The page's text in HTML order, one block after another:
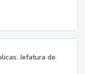
Jefatura de